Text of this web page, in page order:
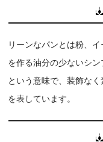
リーンなパンとは粉、
を作る油分の少ないシ
という意味で、装飾な
を表しています。